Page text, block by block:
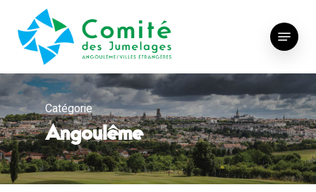
main
Menu
Catégorie
Angoulême